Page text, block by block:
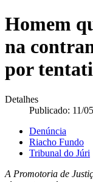
Homem
na
por
Detalhes
Publicado: 11/
Denúncia
Riacho Fundo
Tribunal do Júri
A Promotoria de